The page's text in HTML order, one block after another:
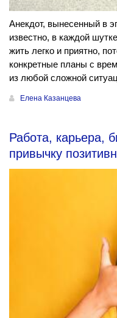
Анекдот, вынесенный в
известно, в каждой
жить легко и приятно,
конкретные планы с
из любой сложной
Елена Казанцева
Работа, карьера,
привычку